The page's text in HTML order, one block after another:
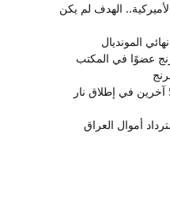
الهدف لم يكن
المونديال
عضوًا في المكتب
كندا.. مقتل شخصين وإصابة 5 آخرين في إطلاق نار
أموال العراق